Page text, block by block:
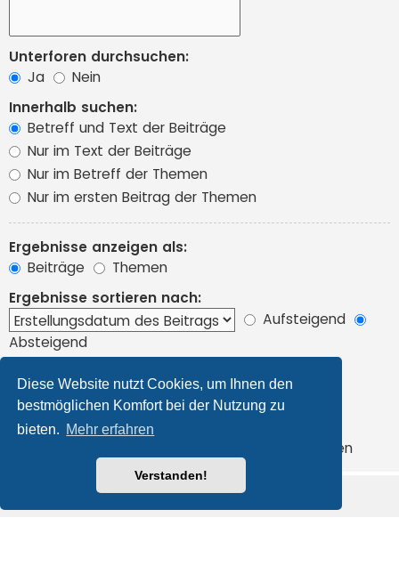
Diese Website nutzt Cookies, um Ihnen den
bestmöglichen Komfort bei der Nutzung zu
bieten. Mehr erfahren
Verstanden!
Unterforen durchsuchen:
Ja
Nein
Innerhalb suchen:
Betreff und Text der Beiträge
Nur im Text der Beiträge
Nur im Betreff der Themen
Nur im ersten Beitrag der Themen
Ergebnisse anzeigen als:
Beiträge
Themen
Ergebnisse sortieren nach:
Aufsteigend
Absteigend
Die ersten:
Zeichen der Beiträge anzeigen